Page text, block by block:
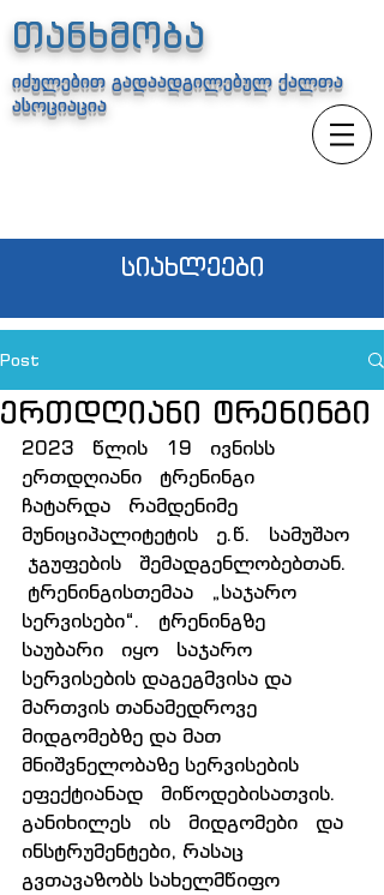
თანხმობა
იძულებით გადაადგილებულ ქალთა
ასოციაცია
სიახლეები
Post
ერთდღიანი ტრენინგი
2023   წლის   19   ივნისს
ერთდღიანი   ტრენინგი
ჩატარდა   რამდენიმე
მუნიციპალიტეტის   ე.წ.   სამუშაო
ჯგუფების   შემადგენლობებთან.
ტრენინგისთემაა   „საჯარო
სერვისები“.   ტრენინგზე
საუბარი   იყო   საჯარო
სერვისების დაგეგმვისა და
მართვის თანამედროვე
მიდგომებზე და მათ
მნიშვნელობაზე სერვისების
ეფექტიანად   მიწოდებისათვის.
განიხილეს   ის   მიდგომები   და
ინსტრუმენტები, რასაც
გვთავაზობს სახელმწიფო